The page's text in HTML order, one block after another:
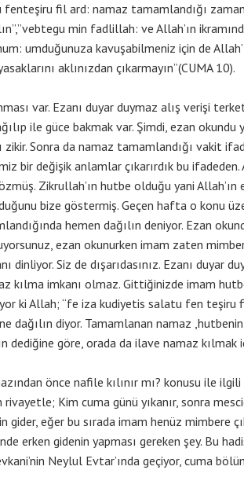
fil ard: namaz tamamlandığı
min fadlillah: ve Allah’ın
umduğunuza kavuşabilmeniz için de
aklınızdan çıkarmayın”(CUMA 10).
var. Ezanı duyar duymaz alış verişi
ile güce bakmak var. Şimdi, ezan okundu
zikir. Sonra da namaz tamamlandığı vakit
bir değişik anlamlar çıkarırdık bu ifadeden.
Zikrullah’ın hutbe olduğu yani Allah’ın
bize göstermiş. Geçen hafta o konu
hemen dağılın deniyor. Ezan
ezan okunurken imam zaten
dinliyor. Siz de dışarıdasınız. Ezanı duyar
kılma imkanı olmaz. Gittiğinizde imam
ki Allah; “fe iza kudiyetis salatu fen teşiru
dağılın diyor. Tamamlanan namaz
dediğine göre, orada da ilave namaz
önce nafile kılınır mı? konusu ile
rivayetle; Kim cuma günü yıkanır, sonra
gider, eğer bu sırada imam henüz mimbere
erken gidenin yapması gereken şey. Bu
Neylul Evtar’ında geçiyor, cuma